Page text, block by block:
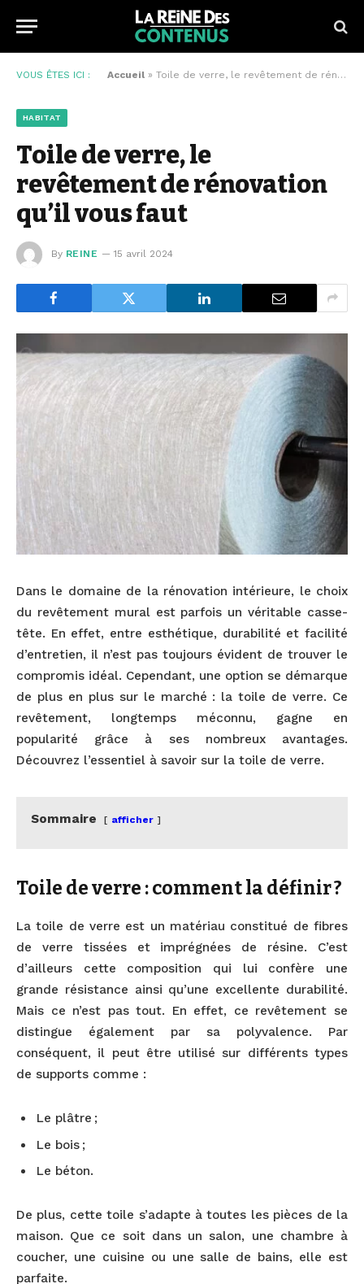
VOUS ÊTES ICI : Accueil » Toile de verre, le revêtement de rénovation qu’il vous faut
HABITAT
Toile de verre, le
revêtement de rénovation
qu’il vous faut
By REINE 15 avril 2024
Dans le domaine de la rénovation intérieure, le choix
du revêtement mural est parfois un véritable casse-
tête. En effet, entre esthétique, durabilité et facilité
d’entretien, il n’est pas toujours évident de trouver le
compromis idéal. Cependant, une option se démarque
de plus en plus sur le marché : la toile de verre. Ce
revêtement, longtemps méconnu, gagne en
popularité grâce à ses nombreux avantages.
Découvrez l’essentiel à savoir sur la toile de verre.
Sommaire afficher
Toile de verre : comment la définir ?
La toile de verre est un matériau constitué de fibres
de verre tissées et imprégnées de résine. C’est
d’ailleurs cette composition qui lui confère une
grande résistance ainsi qu’une excellente durabilité.
Mais ce n’est pas tout. En effet, ce revêtement se
distingue également par sa polyvalence. Par
conséquent, il peut être utilisé sur différents types
de supports comme :
Le plâtre ;
Le bois ;
Le béton.
De plus, cette toile s’adapte à toutes les pièces de la
maison. Que ce soit dans un salon, une chambre à
coucher, une cuisine ou une salle de bains, elle est
parfaite.